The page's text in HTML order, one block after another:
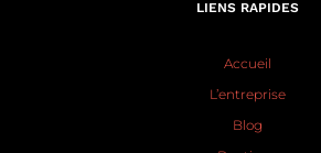
LIENS RAPIDES
Accueil
L’entreprise
Blog